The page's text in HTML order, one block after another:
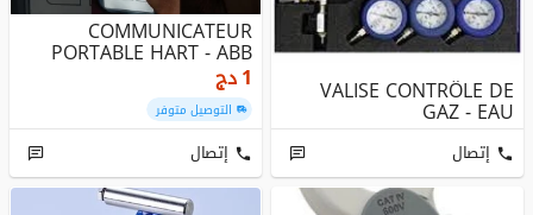
VALISE CONTRÔLE DE
GAZ - EAU
إتصال
COMMUNICATEUR
PORTABLE HART - ABB
1دج
التوصيل متوفر
إتصال